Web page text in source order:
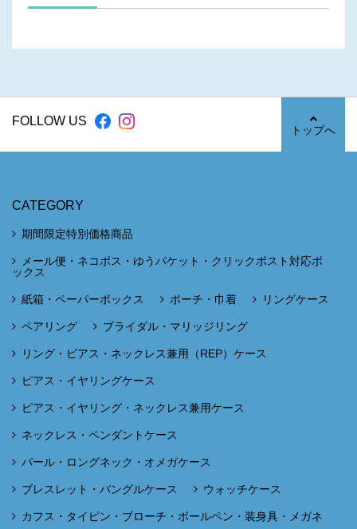
FOLLOW US
トップへ
CATEGORY
期間限定特別価格商品
メール便・ネコポス・ゆうパケット・クリックポスト対応ボ
ックス
紙箱・ペーパーボックス ポーチ・巾着 リングケース
ペアリング ブライダル・マリッジリング
リング・ピアス・ネックレス兼用（REP）ケース
ピアス・イヤリングケース
ピアス・イヤリング・ネックレス兼用ケース
ネックレス・ペンダントケース
パール・ロングネック・オメガケース
ブレスレット・バングルケース ウォッチケース
カフス・タイピン・ブローチ・ボールペン・装身具・メガネ